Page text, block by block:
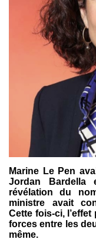
Marine Le Pen
Jordan Bardella
révélation du
ministre avait
Cette fois-ci,
forces entre les
même.